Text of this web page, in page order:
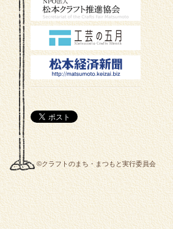
©クラフトのまち・まつもと実行委員会